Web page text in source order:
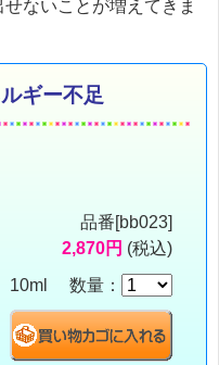
ないことが増えてきま
ギー不足
品番[bb023]
2,870円 (税込)
10ml 数量：